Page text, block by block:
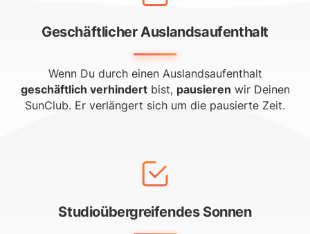
Geschäftlicher Auslandsaufenthalt
Wenn Du durch einen Auslandsaufenthalt
geschäftlich verhindertbist, pausieren wir Deinen
SunClub. Er verlängert sich um die pausierte Zeit.
Studioübergreifendes Sonnen